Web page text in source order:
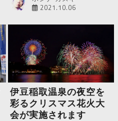
2021.10.06
伊豆稲取温泉の夜空を
彩るクリスマス花火大
会が実施されます